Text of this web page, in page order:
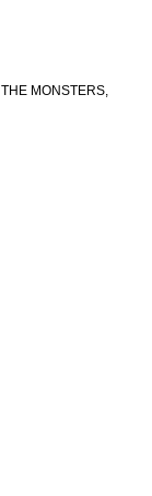
THE MONSTERS